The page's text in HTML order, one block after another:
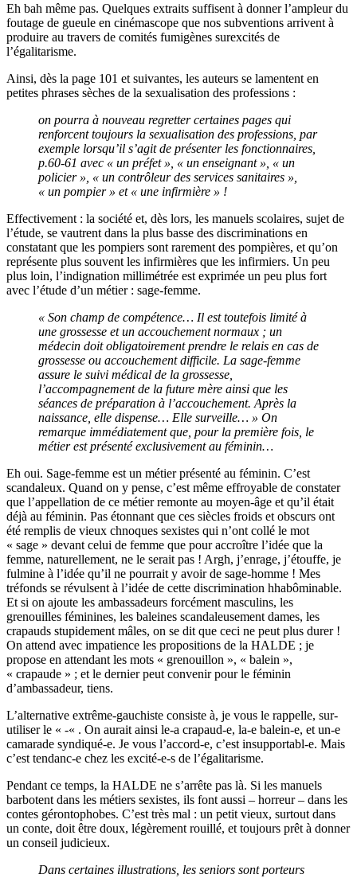
Eh bah même pas. Quelques extraits suffisent à donner l’ampleur du
foutage de gueule en cinémascope que nos subventions arrivent à
produire au travers de comités fumigènes surexcités de
l’égalitarisme.
Ainsi, dès la page 101 et suivantes, les auteurs se lamentent en
petites phrases sèches de la sexualisation des professions :
on pourra à nouveau regretter certaines pages qui
renforcent toujours la sexualisation des professions, par
exemple lorsqu’il s’agit de présenter les fonctionnaires,
p.60-61 avec « un préfet », « un enseignant », « un
policier », « un contrôleur des services sanitaires »,
« un pompier » et « une infirmière » !
Effectivement : la société et, dès lors, les manuels scolaires, sujet de
l’étude, se vautrent dans la plus basse des discriminations en
constatant que les pompiers sont rarement des pompières, et qu’on
représente plus souvent les infirmières que les infirmiers. Un peu
plus loin, l’indignation millimétrée est exprimée un peu plus fort
avec l’étude d’un métier : sage-femme.
« Son champ de compétence… Il est toutefois limité à
une grossesse et un accouchement normaux ; un
médecin doit obligatoirement prendre le relais en cas de
grossesse ou accouchement difficile. La sage-femme
assure le suivi médical de la grossesse,
l’accompagnement de la future mère ainsi que les
séances de préparation à l’accouchement. Après la
naissance, elle dispense… Elle surveille… » On
remarque immédiatement que, pour la première fois, le
métier est présenté exclusivement au féminin…
Eh oui. Sage-femme est un métier présenté au féminin. C’est
scandaleux. Quand on y pense, c’est même effroyable de constater
que l’appellation de ce métier remonte au moyen-âge et qu’il était
déjà au féminin. Pas étonnant que ces siècles froids et obscurs ont
été remplis de vieux chnoques sexistes qui n’ont collé le mot
« sage » devant celui de femme que pour accroître l’idée que la
femme, naturellement, ne le serait pas ! Argh, j’enrage, j’étouffe, je
fulmine à l’idée qu’il ne pourrait y avoir de sage-homme ! Mes
tréfonds se révulsent à l’idée de cette discrimination hhabôminable.
Et si on ajoute les ambassadeurs forcément masculins, les
grenouilles féminines, les baleines scandaleusement dames, les
crapauds stupidement mâles, on se dit que ceci ne peut plus durer !
On attend avec impatience les propositions de la HALDE ; je
propose en attendant les mots « grenouillon », « balein »,
« crapaude » ; et le dernier peut convenir pour le féminin
d’ambassadeur, tiens.
L’alternative extrême-gauchiste consiste à, je vous le rappelle, sur-
utiliser le « -« . On aurait ainsi le-a crapaud-e, la-e balein-e, et un-e
camarade syndiqué-e. Je vous l’accord-e, c’est insupportabl-e. Mais
c’est tendanc-e chez les excité-e-s de l’égalitarisme.
Pendant ce temps, la HALDE ne s’arrête pas là. Si les manuels
barbotent dans les métiers sexistes, ils font aussi – horreur – dans les
contes gérontophobes. C’est très mal : un petit vieux, surtout dans
un conte, doit être doux, légèrement rouillé, et toujours prêt à donner
un conseil judicieux.
Dans certaines illustrations, les seniors sont porteurs